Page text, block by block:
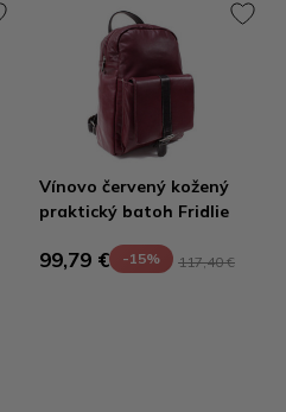
Vínovo červený kožený
praktický batoh Fridlie
99,79 € -15% 117,40 €